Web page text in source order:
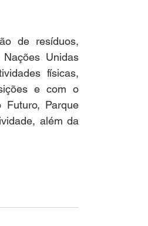
de resíduos,
Unidas
físicas,
e com o
Futuro, Parque
além da